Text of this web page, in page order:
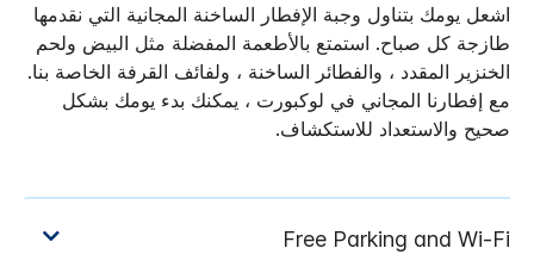
اشعل يومك بتناول وجبة الإفطار الساخنة المجانية التي نقدمها
طازجة كل صباح. استمتع بالأطعمة المفضلة مثل البيض ولحم
الخنزير المقدد ، والفطائر الساخنة ، ولفائف القرفة الخاصة بنا.
مع إفطارنا المجاني في لوكبورت ، يمكنك بدء يومك بشكل
صحيح والاستعداد للاستكشاف.